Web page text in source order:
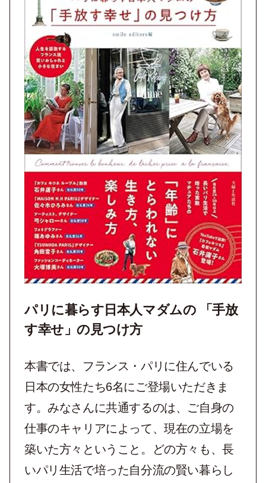
パリに暮らす日本人マダムの 「手放
す幸せ」の見つけ方
本書では、フランス・パリに住んでいる
日本の女性たち6名にご登場いただきま
す。みなさんに共通するのは、ご自身の
仕事のキャリアによって、現在の立場を
築いた方々ということ。どの方々も、長
いパリ生活で培った自分流の賢い暮らし